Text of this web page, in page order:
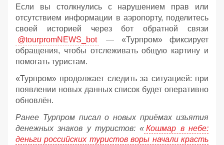
Если вы столкнулись с нарушением прав или
отсутствием информации в аэропорту, поделитесь
своей историей через бот обратной связи
@tourpromNEWS_bot
— «Турпром» фиксирует
обращения, чтобы отслеживать общую картину и
помогать туристам.
«Турпром» продолжает следить за ситуацией: при
появлении новых данных список будет оперативно
обновлён.
Ранее Турпром писал о новых приёмах изъятия
денежных знаков у туристов: « Кошмар в небе:
деньги российских туристов воры начали красть